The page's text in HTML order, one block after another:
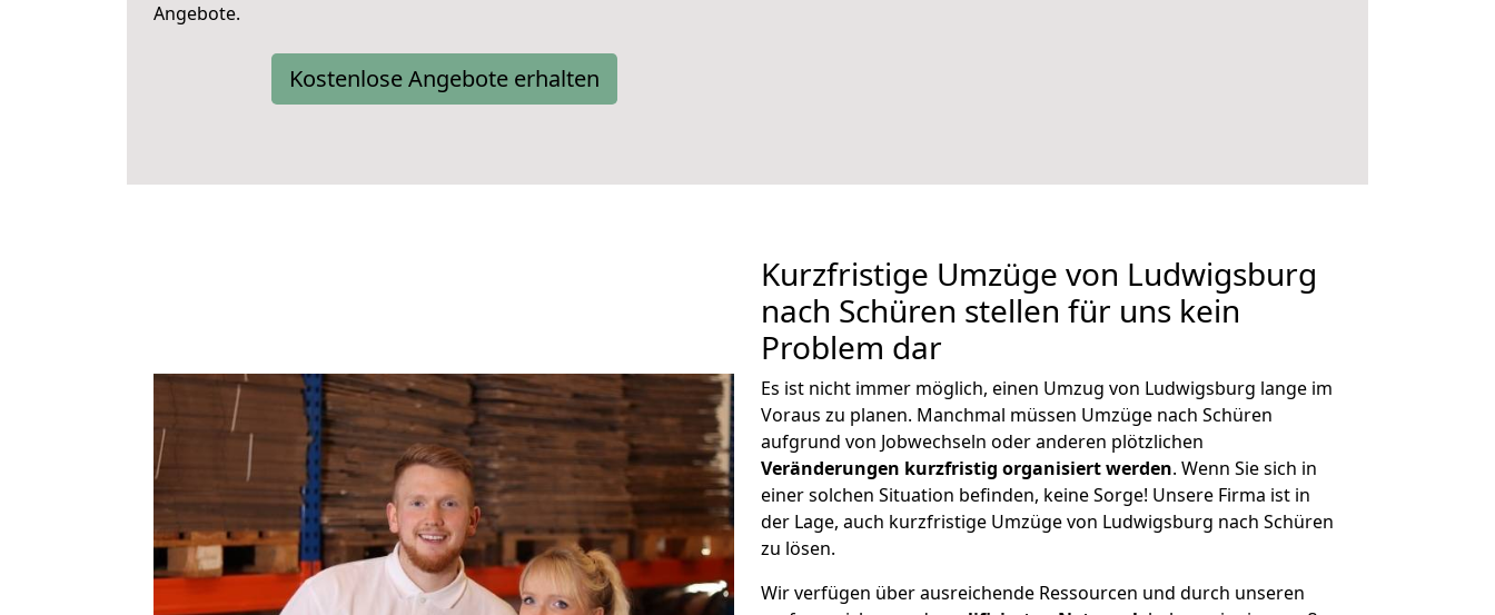
Angebote.
Kostenlose Angebote erhalten
Kurzfristige Umzüge von Ludwigsburg
nach Schüren stellen für uns kein
Problem dar
Es ist nicht immer möglich, einen Umzug von Ludwigsburg lange im
Voraus zu planen. Manchmal müssen Umzüge nach Schüren
aufgrund von Jobwechseln oder anderen plötzlichen
Veränderungen kurzfristig organisiert werden. Wenn Sie sich in
einer solchen Situation befinden, keine Sorge! Unsere Firma ist in
der Lage, auch kurzfristige Umzüge von Ludwigsburg nach Schüren
zu lösen.
Wir verfügen über ausreichende Ressourcen und durch unseren